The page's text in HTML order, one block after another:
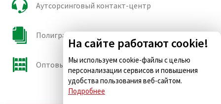
Аутсорсинговый контакт-центр
Полиграфические сорта бумаги и картона
Оптовые продажи
На сайте работают cookie!
Мы используем cookie-файлы с целью
персонализации сервисов и повышения
удобства пользования веб-сайтом.
Подробнее